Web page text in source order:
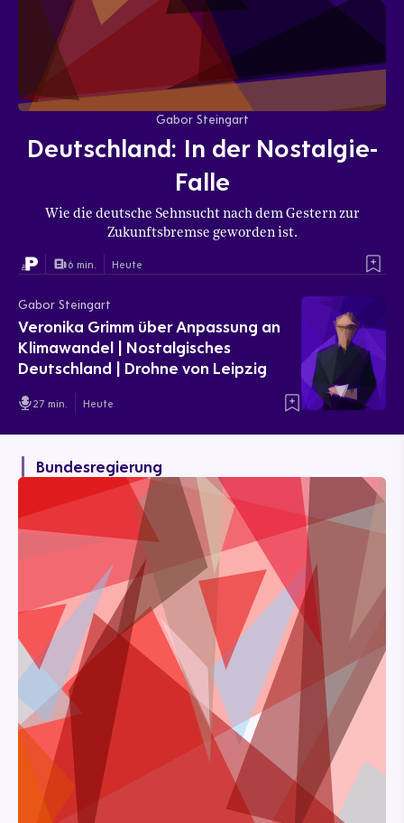
Gabor Steingart
Deutschland: In der Nostalgie-
Falle
Wie die deutsche Sehnsucht nach dem Gestern zur
Zukunftsbremse geworden ist.
6 min. Heute
Gabor Steingart
Veronika Grimm über Anpassung an
Klimawandel | Nostalgisches
Deutschland | Drohne von Leipzig
27 min. Heute
Bundesregierung